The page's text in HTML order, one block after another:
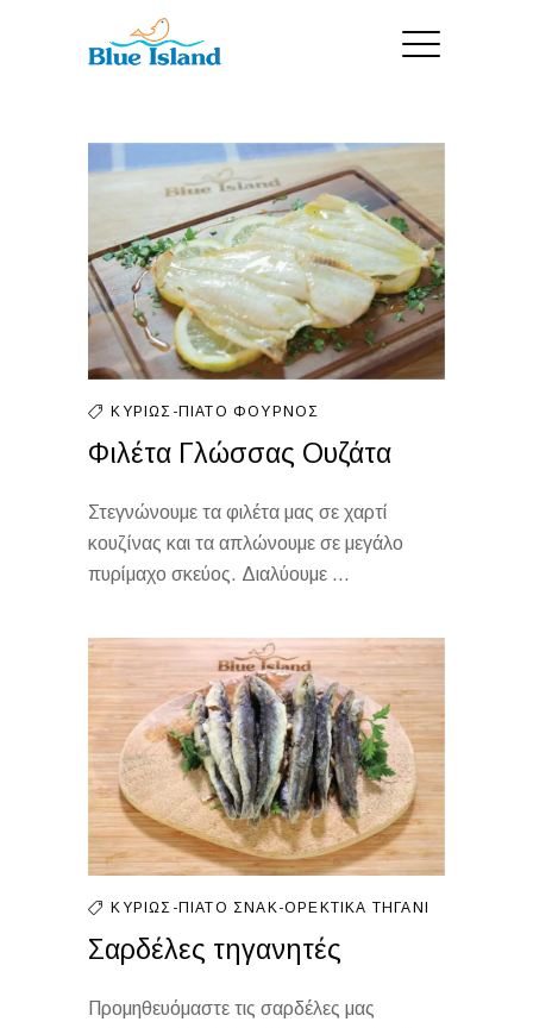
ΚΥΡΊΩΣ-ΠΙΆΤΟΦΟΎΡΝΟΣ
Φιλέτα Γλώσσας Ουζάτα
Στεγνώνουμε τα φιλέτα μας σε χαρτί
κουζίνας και τα απλώνουμε σε μεγάλο
πυρίμαχο σκεύος. Διαλύουμε ...
ΚΥΡΊΩΣ-ΠΙΆΤΟ ΣΝΑΚ-ΟΡΕΚΤΙΚΆ ΤΗΓΆΝΙ
Σαρδέλες τηγανητές
Προμηθευόμαστε τις σαρδέλες μας